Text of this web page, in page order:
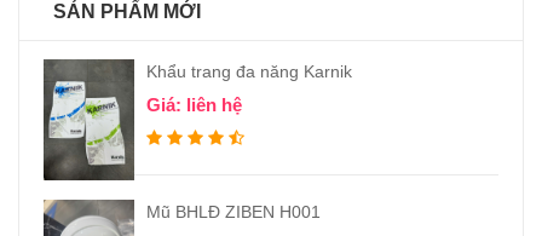
SẢN PHẨM MỚI
Khẩu trang đa năng Karnik
Giá: liên hệ
Mũ BHLĐ ZIBEN H001